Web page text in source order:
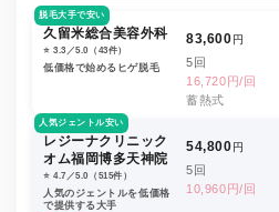
脱毛大手で安い
久留米総合美容外科
⭐️ 3.3／5.0（43件）
低価格で始めるヒゲ脱毛
83,600円
5回
16,720円/回
蓄熱式
人気ジェントル安い
レジーナクリニック
オム福岡博多天神院
⭐️ 4.7／5.0（515件）
人気のジェントルを低価格
で提供する大手
54,800円
5回
10,960円/回